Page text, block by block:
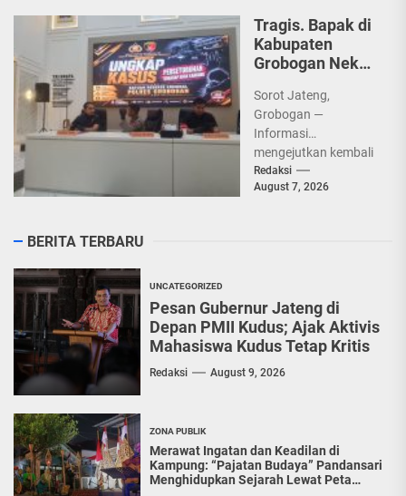
konter...
Tragis. Bapak di
Kabupaten
Grobogan Nekat
Kandung
Sorot Jateng,
Grobogan —
Informasi
mengejutkan kembali
muncul dari
Kabupaten
Redaksi
August 7, 2026
BERITA TERBARU
UNCATEGORIZED
Pesan Gubernur Jateng di
Depan PMII Kudus; Ajak Aktivis
Mahasiswa Kudus Tetap Kritis
Redaksi August 9, 2026
ZONA PUBLIK
Merawat Ingatan dan Keadilan di
Kampung: “Pajatan Budaya” Pandansari
Menghidupkan Sejarah Lewat Peta